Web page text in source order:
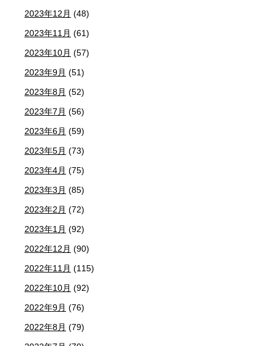
2023年12月 (48)
2023年11月 (61)
2023年10月 (57)
2023年9月 (51)
2023年8月 (52)
2023年7月 (56)
2023年6月 (59)
2023年5月 (73)
2023年4月 (75)
2023年3月 (85)
2023年2月 (72)
2023年1月 (92)
2022年12月 (90)
2022年11月 (115)
2022年10月 (92)
2022年9月 (76)
2022年8月 (79)